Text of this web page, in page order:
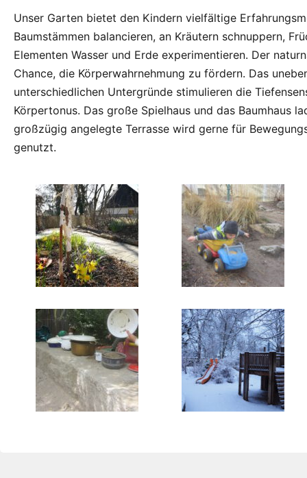
Unser Garten bietet den Kindern vielfältige
Baumstämmen balancieren, an Kräutern schnuppern,
Elementen Wasser und Erde experimentieren. Der
Chance, die Körperwahrnehmung zu fördern. Das
unterschiedlichen Untergründe stimulieren die
Körpertonus. Das große Spielhaus und das Baumhaus
großzügig angelegte Terrasse wird gerne für
genutzt.